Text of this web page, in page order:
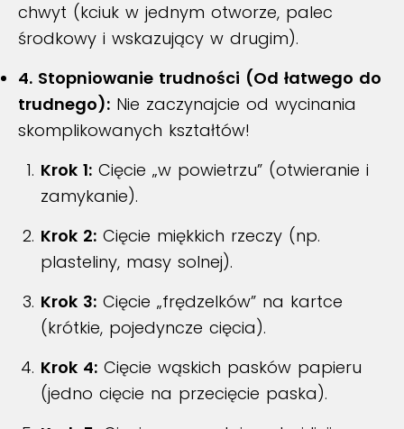
chwyt (kciuk w jednym otworze, palec
środkowy i wskazujący w drugim).
4. Stopniowanie trudności (Od łatwego do
trudnego): Nie zaczynajcie od wycinania
skomplikowanych kształtów!
Krok 1: Cięcie „w powietrzu” (otwieranie i
zamykanie).
Krok 2: Cięcie miękkich rzeczy (np.
plasteliny, masy solnej).
Krok 3: Cięcie „frędzelków” na kartce
(krótkie, pojedyncze cięcia).
Krok 4: Cięcie wąskich pasków papieru
(jedno cięcie na przecięcie paska).